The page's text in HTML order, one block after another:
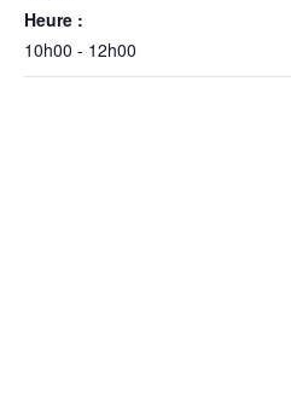
Heure :
10h00 - 12h00